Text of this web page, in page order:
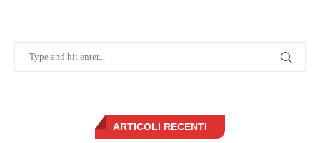
ARTICOLI RECENTI